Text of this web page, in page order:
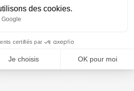
des cookies.
Google
certifiés par
Je choisis OK pour moi